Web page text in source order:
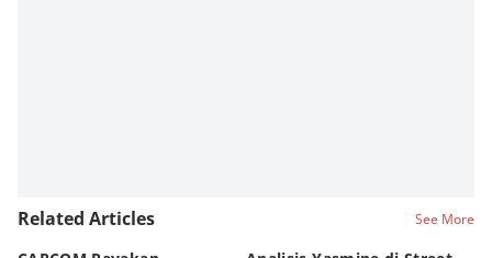
Related Articles See More